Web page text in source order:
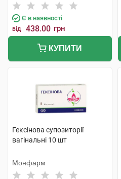
Є в наявності
від 438.00 грн
КУПИТИ
Гексінова супозиторії
вагінальні 10 шт
Монфарм